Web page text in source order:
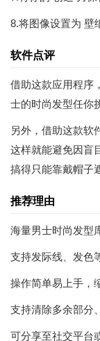
8.将图像设置为 壁
软件点评
借助这款应用程序
士的时尚发型任你
另外，借助这款软
这样就能避免因盲
搞得只能靠戴帽子
推荐理由
海量男士时尚发型
支持发际线、发色
操作简单易上手，
支持清除多余部分
可分享至社交平台